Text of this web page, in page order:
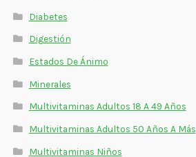
Diabetes
Digestión
Estados De Ánimo
Minerales
Multivitaminas Adultos 18 A 49 Años
Multivitaminas Adultos 50 Años A Más
Multivitaminas Niños